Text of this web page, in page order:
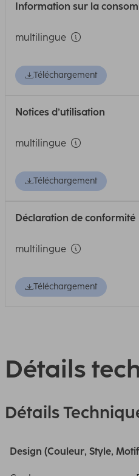
Information sur la
multilingue
Téléchargement
Notices d’utilisation
multilingue
Téléchargement
Déclaration de conformité
multilingue
Téléchargement
Détails
Détails
Design (Couleur, Style,